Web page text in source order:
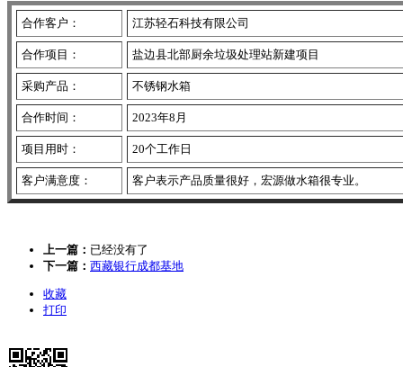
合作客户： 江苏轻石科技有限公司
合作项目： 盐边县北部厨余垃圾处理站新建项目
采购产品： 不锈钢水箱
合作时间： 2023年8月
项目用时： 20个工作日
客户满意度： 客户表示产品质量很好，宏源做水箱很专业。
上一篇： 已经没有了
下一篇： 西藏银行成都基地
收藏
打印